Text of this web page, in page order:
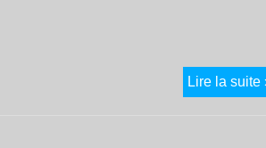
Lire la suite